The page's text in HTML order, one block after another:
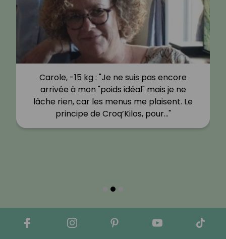
Carole, -15 kg : "Je ne suis pas encore
arrivée à mon "poids idéal" mais je ne
lâche rien, car les menus me plaisent. Le
principe de Croq’Kilos, pour…"